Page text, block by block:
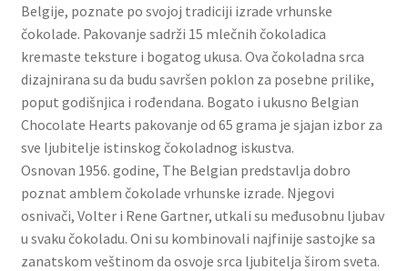
Pokloni
Pokloni za 8. mart
Pokloni za Dan zaljubljenih
Pokloni za devojku
Login
My account
Belgije, poznate po svojoj tradiciji izrade vrhunske
čokolade. Pakovanje sadrži 15 mlečnih čokoladica
kremaste teksture i bogatog ukusa. Ova čokoladna srca
dizajnirana su da budu savršen poklon za posebne prilike,
poput godišnjica i rođendana. Bogato i ukusno Belgian
Chocolate Hearts pakovanje od 65 grama je sjajan izbor za
sve ljubitelje istinskog čokoladnog iskustva.
Osnovan 1956. godine, The Belgian predstavlja dobro
poznat amblem čokolade vrhunske izrade. Njegovi
osnivači, Volter i Rene Gartner, utkali su međusobnu ljubav
u svaku čokoladu. Oni su kombinovali najfinije sastojke sa
zanatskom veštinom da osvoje srca ljubitelja širom sveta.